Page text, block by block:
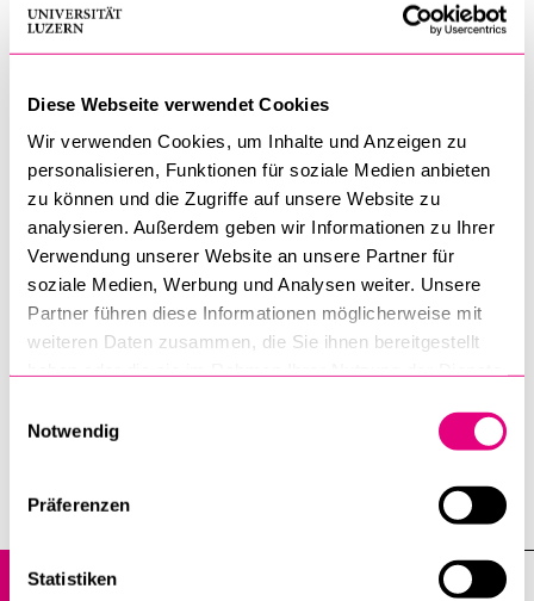
Diese Webseite verwendet Cookies
Wir verwenden Cookies, um Inhalte und Anzeigen zu
personalisieren, Funktionen für soziale Medien anbieten
zu können und die Zugriffe auf unsere Website zu
analysieren. Außerdem geben wir Informationen zu Ihrer
Verwendung unserer Website an unsere Partner für
soziale Medien, Werbung und Analysen weiter. Unsere
Partner führen diese Informationen möglicherweise mit
weiteren Daten zusammen, die Sie ihnen bereitgestellt
Notwendig
Präferenzen
Statistiken
Veranstaltungen
Die Verantaltung findet hybrid statt: vor Ort sowie online.
Kenncode: 732715)
Sämtliche Informationen zum Studienabschluss finden Sie
hier:Dokumente zum Abschlussverfahren
Zu den Reglementen: Reglemente, Merkblätter, Formulare -
Universität Luzern (unilu.ch)
(Diese Informationsveranstaltung wird jedes Semester
einmal durchgeführt.)
Kultur- und Sozialwissenschaftliche Fakultät